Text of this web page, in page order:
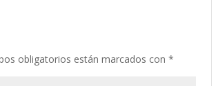
obligatorios están marcados con*